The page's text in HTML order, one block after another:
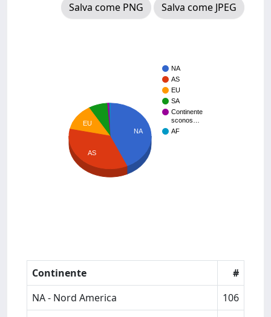
Salva come PNG
Salva come JPEG
NA
AS
EU
SA
Continente
sconos…
AF
NA
EU
AS
Continente
#
NA - Nord America
106